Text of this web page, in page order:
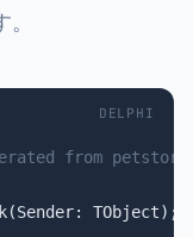
DELPHI
from